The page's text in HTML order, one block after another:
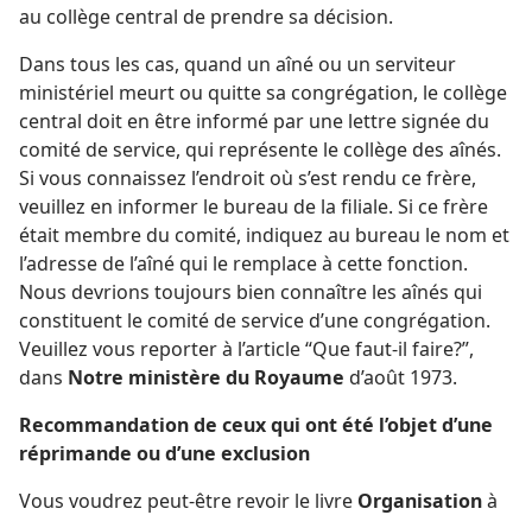
au collège central de prendre sa décision.
Dans tous les cas, quand un aîné ou un serviteur
ministériel meurt ou quitte sa congrégation, le collège
central doit en être informé par une lettre signée du
comité de service, qui représente le collège des aînés.
Si vous connaissez l’endroit où s’est rendu ce frère,
veuillez en informer le bureau de la filiale. Si ce frère
était membre du comité, indiquez au bureau le nom et
l’adresse de l’aîné qui le remplace à cette fonction.
Nous devrions toujours bien connaître les aînés qui
constituent le comité de service d’une congrégation.
Veuillez vous reporter à l’article “Que faut-​il faire?”,
dans Notre ministère du Royaume d’août 1973.
Recommandation de ceux qui ont été l’objet d’une
réprimande ou d’une exclusion
Vous voudrez peut-être revoir le livre Organisationà